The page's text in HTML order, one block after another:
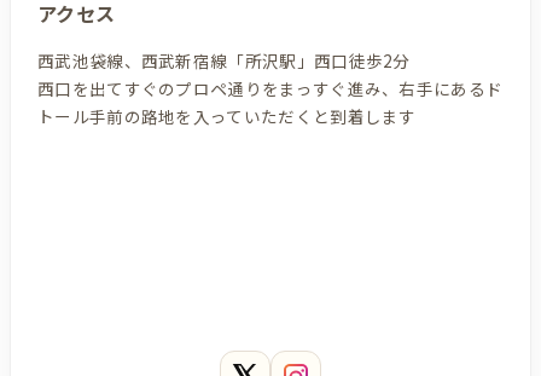
貸切イベント「べるーにゃの会」
アクセス
西武池袋線、西武新宿線「所沢駅」西口徒歩2分
西口を出てすぐのプロペ通りをまっすぐ進み、右手にあるド
トール手前の路地を入っていただくと到着します